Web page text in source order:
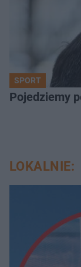
SPORT
Pojedziemy
LOKALNIE: